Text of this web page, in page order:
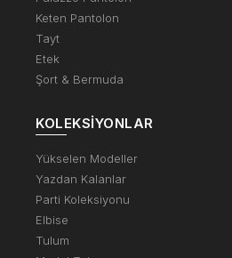
Keten Pantolon
Tayt
Etek
Şort & Bermuda
KOLEKSIYONLAR
Yükselen Modeller
Yazdan Kalanlar
Parti Koleksiyonu
Elbise
Tulum